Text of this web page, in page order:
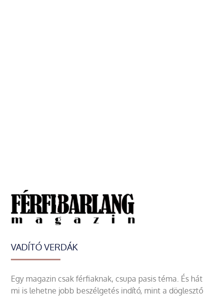
VADÍTÓ VERDÁK
Egy magazin csak férfiaknak, csupa pasis téma. És hát
mi is lehetne jobb beszélgetés indító, mint a döglesztő